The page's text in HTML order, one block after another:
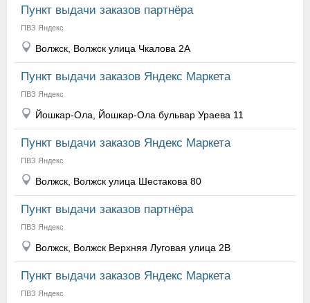
Пункт выдачи заказов партнёра
ПВЗ Яндекс
Волжск, Волжск улица Чкалова 2А
Пункт выдачи заказов Яндекс Маркета
ПВЗ Яндекс
Йошкар-Ола, Йошкар-Ола бульвар Ураева 11
Пункт выдачи заказов Яндекс Маркета
ПВЗ Яндекс
Волжск, Волжск улица Шестакова 80
Пункт выдачи заказов партнёра
ПВЗ Яндекс
Волжск, Волжск Верхняя Луговая улица 2В
Пункт выдачи заказов Яндекс Маркета
ПВЗ Яндекс